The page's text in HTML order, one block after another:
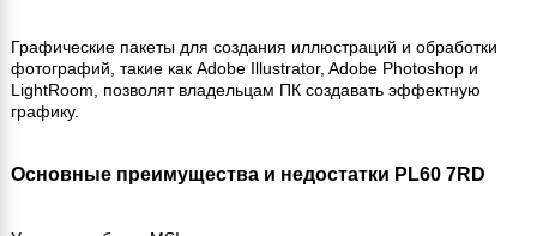
Графические пакеты для создания иллюстраций и обработки
фотографий, такие как Adobe Illustrator, Adobe Photoshop и
LightRoom, позволят владельцам ПК создавать эффектную
графику.
Основные преимущества и недостатки PL60 7RD